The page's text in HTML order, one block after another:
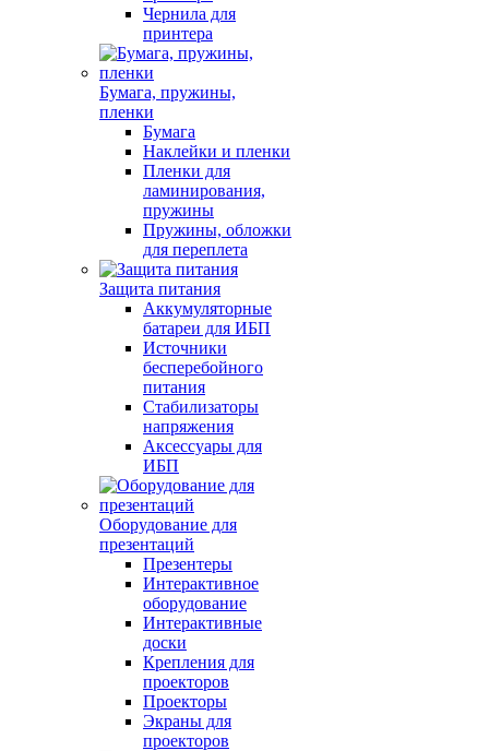
Чернила для
принтера
Бумага, пружины,
пленки
Бумага
Наклейки и пленки
Пленки для
ламинирования,
пружины
Пружины, обложки
для переплета
Защита питания
Аккумуляторные
батареи для ИБП
Источники
бесперебойного
питания
Стабилизаторы
напряжения
Аксессуары для
ИБП
Оборудование для
презентаций
Презентеры
Интерактивное
оборудование
Интерактивные
доски
Крепления для
проекторов
Проекторы
Экраны для
проекторов